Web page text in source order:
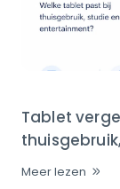
Tablet
Meer lezen